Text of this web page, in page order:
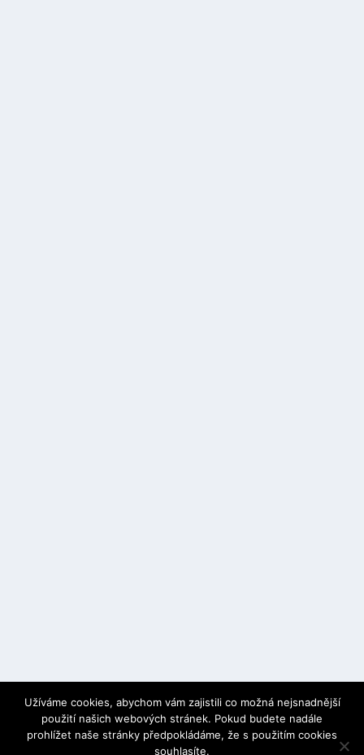
Užíváme cookies, abychom vám zajistili co možná nejsnadnější
použití našich webových stránek. Pokud budete nadále
prohlížet naše stránky předpokládáme, že s použitím cookies
souhlasíte.